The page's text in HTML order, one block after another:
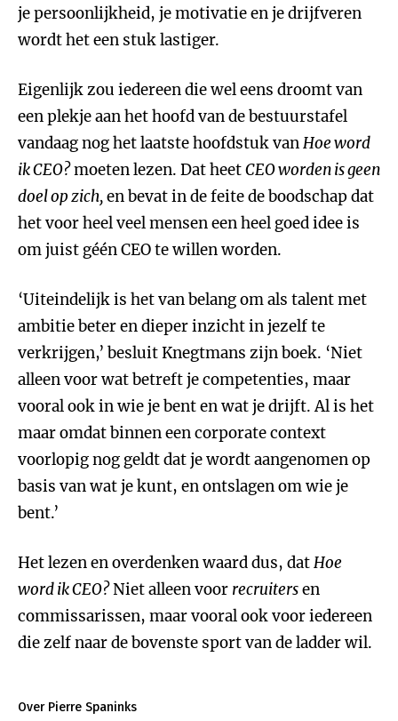
je persoonlijkheid, je motivatie en je drijfveren
wordt het een stuk lastiger.
Eigenlijk zou iedereen die wel eens droomt van
een plekje aan het hoofd van de bestuurstafel
vandaag nog het laatste hoofdstuk vanHoe word
ik CEO?moeten lezen. Dat heetCEO worden is geen
doel op zich,en bevat in de feite de boodschap dat
het voor heel veel mensen een heel goed idee is
om juist géén CEO te willen worden.
‘Uiteindelijk is het van belang om als talent met
ambitie beter en dieper inzicht in jezelf te
verkrijgen,’ besluit Knegtmans zijn boek. ‘Niet
alleen voor wat betreft je competenties, maar
vooral ook in wie je bent en wat je drijft. Al is het
maar omdat binnen een corporate context
voorlopig nog geldt dat je wordt aangenomen op
basis van wat je kunt, en ontslagen om wie je
bent.’
Het lezen en overdenken waard dus, datHoe
word ik CEO?Niet alleen voor recruitersen
commissarissen, maar vooral ook voor iedereen
die zelf naar de bovenste sport van de ladder wil.
Over Pierre Spaninks